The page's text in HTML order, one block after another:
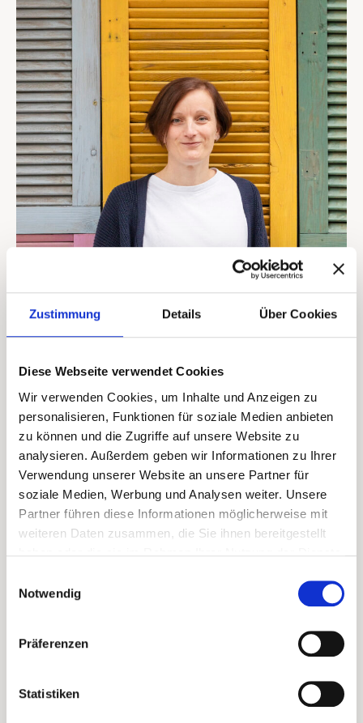
Zustimmung Details Über Cookies
Diese Webseite verwendet Cookies
Wir verwenden Cookies, um Inhalte und Anzeigen zu
personalisieren, Funktionen für soziale Medien anbieten
zu können und die Zugriffe auf unsere Website zu
analysieren. Außerdem geben wir Informationen zu Ihrer
Verwendung unserer Website an unsere Partner für
soziale Medien, Werbung und Analysen weiter. Unsere
Partner führen diese Informationen möglicherweise mit
weiteren Daten zusammen, die Sie ihnen bereitgestellt
Notwendig
Präferenzen
Statistiken
NICOLE MÖLLER
Vorstand Finanzen